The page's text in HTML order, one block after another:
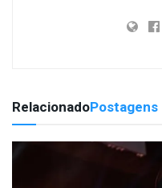
RelacionadoPostagens